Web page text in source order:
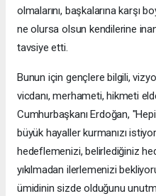
olmalarını, başkalarına karşı
ne olursa olsun kendilerine
tavsiye etti.
Bunun için gençlere bilgili,
vicdanı, merhameti, hikmeti
Cumhurbaşkanı Erdoğan,
büyük hayaller kurmanızı
hedeflemenizi, belirlediğiniz
yıkılmadan ilerlemenizi
ümidinin sizde olduğunu